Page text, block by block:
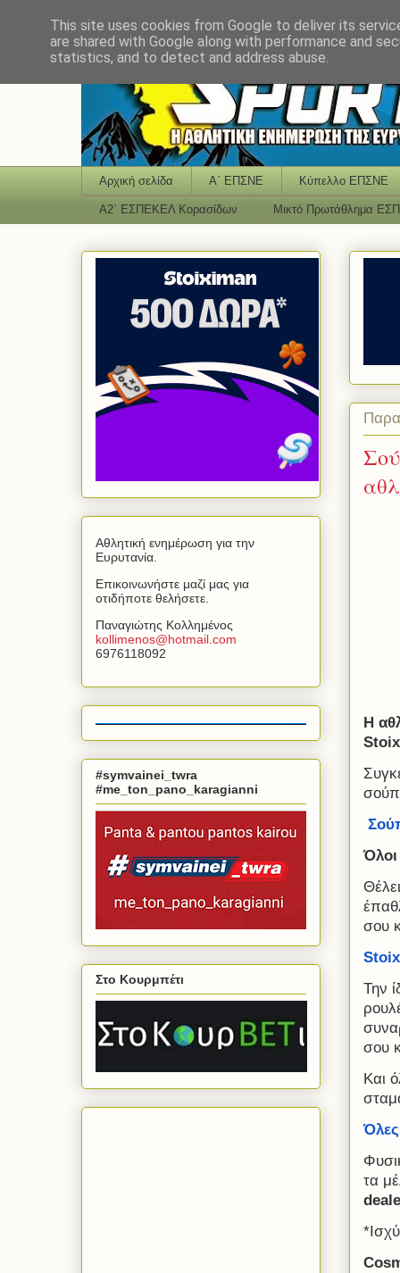
Αρχική σελίδα Α΄ ΕΠΣΝΕ Κύπελλο ΕΠΣΝΕ
Α2΄ ΕΣΠΕΚΕΛ Κορασίδων Μικτό Πρωτάθλημα
Η
σου
Την
σου
Kαι
τα
Αθλητική ενημέρωση για την
Ευρυτανία.
Επικοινωνήστε μαζί μας για
οτιδήποτε θελήσετε.
Παναγιώτης Κολλημένος
kollimenos@hotmail com
6976118092
#symvainei_twra
#me_ton_pano_karagianni
Στο Κουρμπέτι
This site uses cookies from Google to deliver its
are shared with Google along with performance and
statistics, and to detect and address abuse.